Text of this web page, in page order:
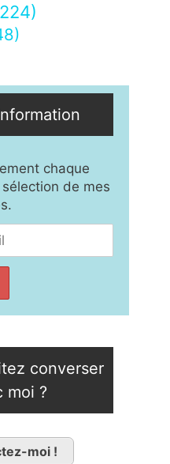
chaque
de mes
converser
moi ?
moi !